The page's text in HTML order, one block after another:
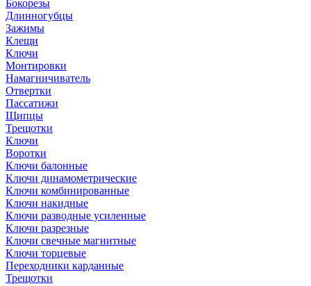
Бокорезы
Длинногубцы
Зажимы
Клещи
Ключи
Монтировки
Намагничиватель
Отвертки
Пассатижи
Щипцы
Трещотки
Ключи
Воротки
Ключи балонные
Ключи динамометрические
Ключи комбинированные
Ключи накидные
Ключи разводные усиленные
Ключи разрезные
Ключи свечные магнитные
Ключи торцевые
Переходники карданные
Трещотки